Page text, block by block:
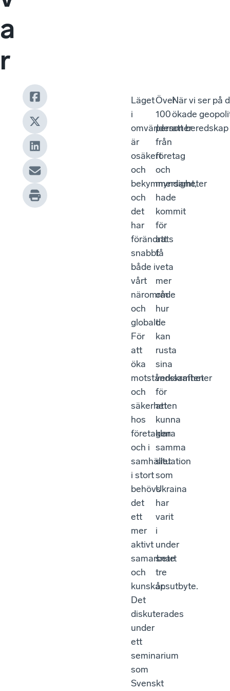
a
r
Läget
i
omvärlden
är
osäkert
och
bekymmersamt,
och
det
har
förändrats
snabbt
både i
vårt
närområde
och
globalt.
För
att
öka
motståndskraften
och
säkerheten
hos
företagen
och i
samhället
i stort
behövs
det
ett
mer
aktivt
samarbete
och
kunskapsutbyte.
Det
diskuterades
under
ett
seminarium
som
Svenskt
Över
100
personer
från
företag
och
myndigheter
hade
kommit
för
att
få
veta
mer
om
hur
de
kan
rusta
sina
verksamheter
för
att
kunna
klara
samma
situation
som
Ukraina
har
varit
i
under
snart
tre
år.
När vi ser på
ökade
att